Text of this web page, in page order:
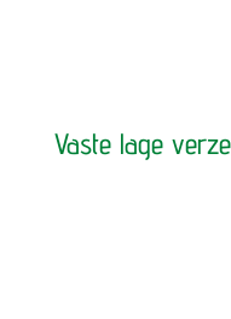
Vaste lage